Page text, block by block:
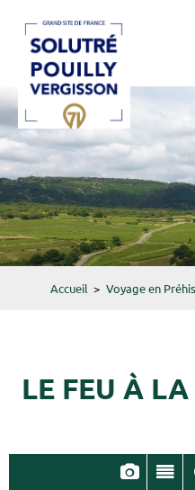
Accueil > Voyage en
LE FEU À